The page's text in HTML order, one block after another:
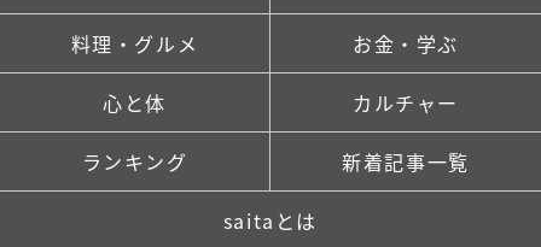
料理・グルメ お金・学ぶ
心と体 カルチャー
ランキング 新着記事一覧
saitaとは